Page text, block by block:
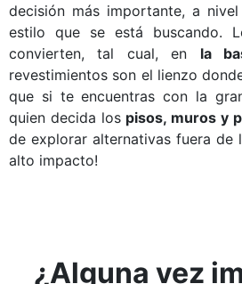
decisión más importante, a
estilo que se está buscando.
convierten, tal cual, en la
revestimientos son el lienzo
que si te encuentras con la
quien decida los pisos, muros y
de explorar alternativas fuera de
alto impacto!
¿Alguna vez